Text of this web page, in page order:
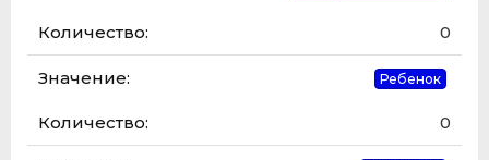
0
Ребенок
0